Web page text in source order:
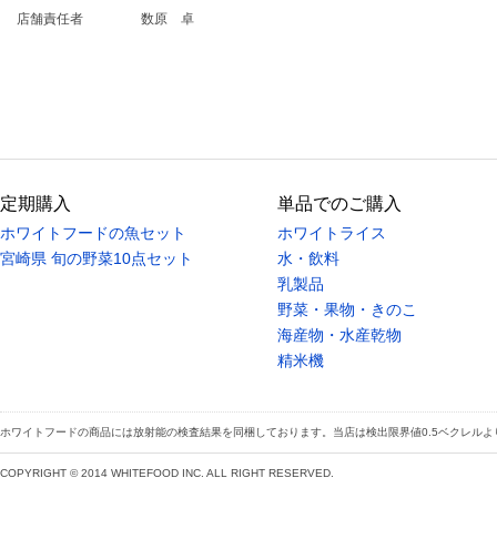
店舗責任者
数原 卓
定期購入
ホワイトフードの魚セット
宮崎県 旬の野菜10点セット
単品でのご購入
ホワイトライス
水・飲料
乳製品
野菜・果物・きのこ
海産物・水産乾物
精米機
ホワイトフードの商品には放射能の検査結果を同梱しております。当店は検出限界値0.5ベクレル
COPYRIGHT © 2014 WHITEFOOD INC. ALL RIGHT RESERVED.